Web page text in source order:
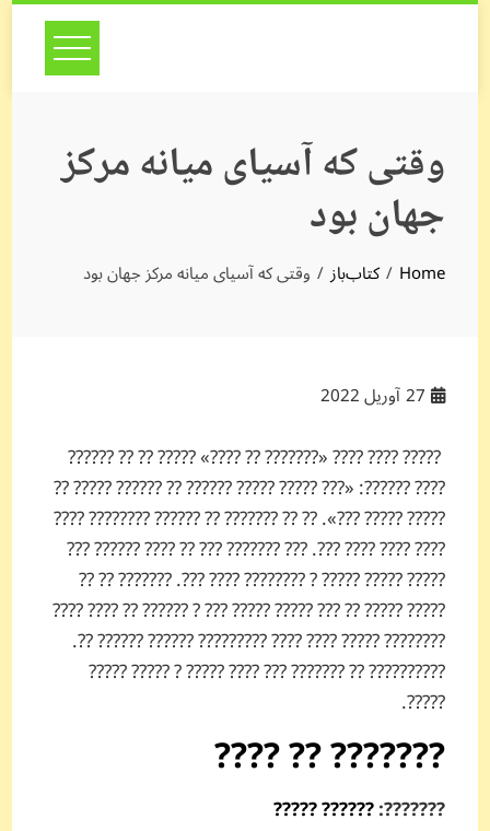
Skip
وقتی که آسیای میانه مرکز
جهان بود
Home کتاب‌باز وقتی که آسیای میانه مرکز جهان بود
27آوریل 2022
????? ???? ???? «??????? ?? ????» ????? ?? ?? ??????
???? ??????: «??? ????? ????? ?????? ?? ?????? ????? ??
????? ????? ???». ?? ?? ??????? ?? ?????? ???????? ????
???? ???? ???? ???. ??? ??????? ??? ?? ???? ?????? ???
????? ????? ????? ? ???????? ???? ???. ??????? ?? ??
????? ????? ?? ??? ????? ????? ??? ? ?????? ?? ???? ????
???????? ????? ???? ???? ????????? ?????? ?????? ??.
?????????? ?? ??????? ??? ???? ????? ? ????? ?????
?????.
??????? ?? ????
???????:
?????? ?????